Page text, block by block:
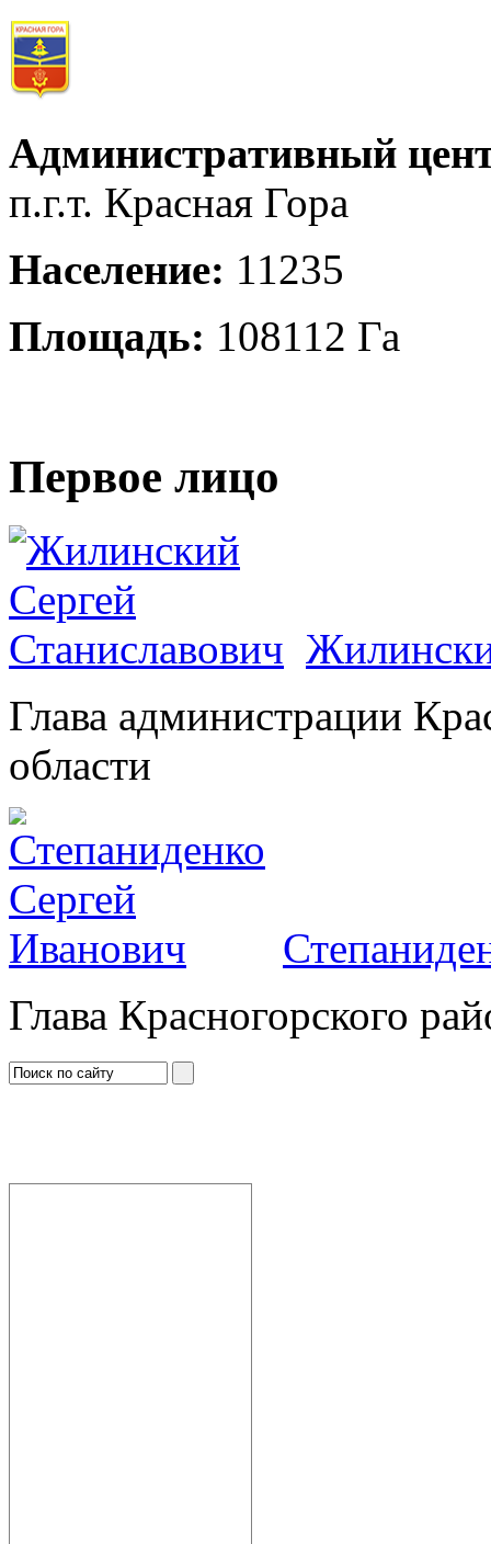
Административный
п.г.т. Красная Гора
Население: 11235
Площадь: 108112 Га
Первое лицо
Глава администрации
области
Глава Красногорского